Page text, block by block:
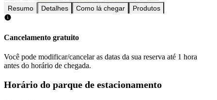
Resumo Detalhes Como lá chegar Produtos
Cancelamento gratuito
Você pode modificar/cancelar as datas da sua reserva até 1 hora
antes do horário de chegada.
Horário do parque de estacionamento